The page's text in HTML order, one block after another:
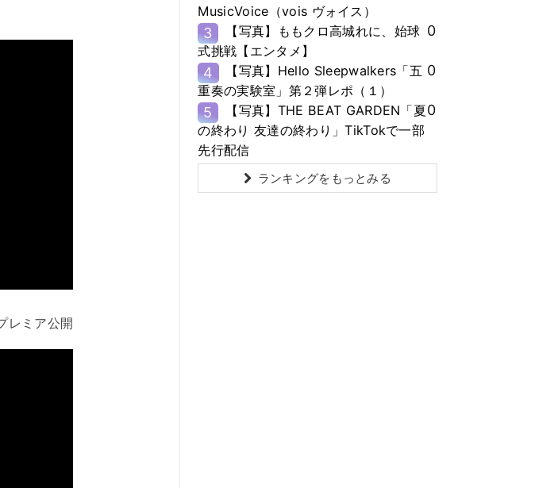
ミア公開
MusicVoice（vois ヴォイス）
3
【写真】ももクロ高城れに、始球
式挑戦【エンタメ】
0
4
【写真】Hello Sleepwalkers「五
重奏の実験室」第２弾レポ（１）
0
5
【写真】THE BEAT GARDEN「夏
の終わり 友達の終わり」TikTokで一部
先行配信
0
ランキングをもっとみる